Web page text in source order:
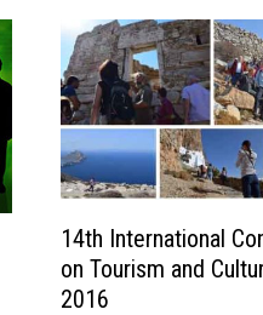
14th International
on Tourism and
2016